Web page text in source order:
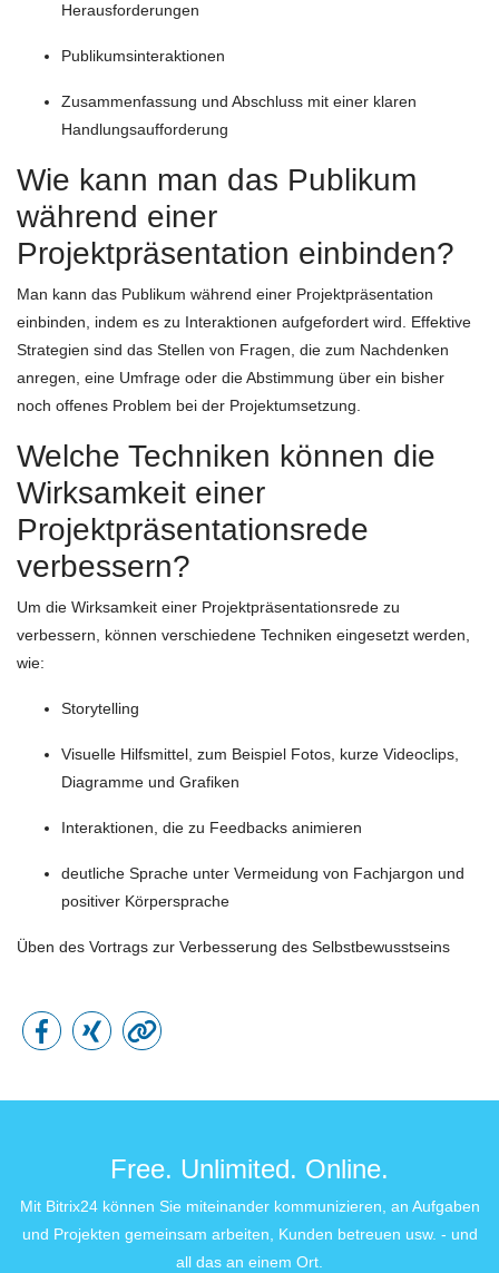
Herausforderungen
Publikumsinteraktionen
Zusammenfassung und Abschluss mit einer klaren
Handlungsaufforderung
Wie kann man das Publikum
während einer
Projektpräsentation einbinden?
Man kann das Publikum während einer Projektpräsentation
einbinden, indem es zu Interaktionen aufgefordert wird. Effektive
Strategien sind das Stellen von Fragen, die zum Nachdenken
anregen, eine Umfrage oder die Abstimmung über ein bisher
noch offenes Problem bei der Projektumsetzung.
Welche Techniken können die
Wirksamkeit einer
Projektpräsentationsrede
verbessern?
Um die Wirksamkeit einer Projektpräsentationsrede zu
verbessern, können verschiedene Techniken eingesetzt werden,
wie:
Storytelling
Visuelle Hilfsmittel, zum Beispiel Fotos, kurze Videoclips,
Diagramme und Grafiken
Interaktionen, die zu Feedbacks animieren
deutliche Sprache unter Vermeidung von Fachjargon und
positiver Körpersprache
Üben des Vortrags zur Verbesserung des Selbstbewusstseins
Free. Unlimited. Online.
Mit Bitrix24 können Sie miteinander kommunizieren, an Aufgaben
und Projekten gemeinsam arbeiten, Kunden betreuen usw. - und
all das an einem Ort.